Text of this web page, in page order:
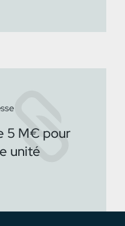
5 M€ pour
unité